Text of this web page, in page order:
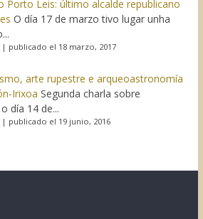
Porto Leis: último alcalde republicano
O día 17 de marzo tivo lugar unha
publicado el 18 marzo, 2017
arte rupestre e arqueoastronomía
Irixoa Segunda charla sobre
día 14 de...
publicado el 19 junio, 2016